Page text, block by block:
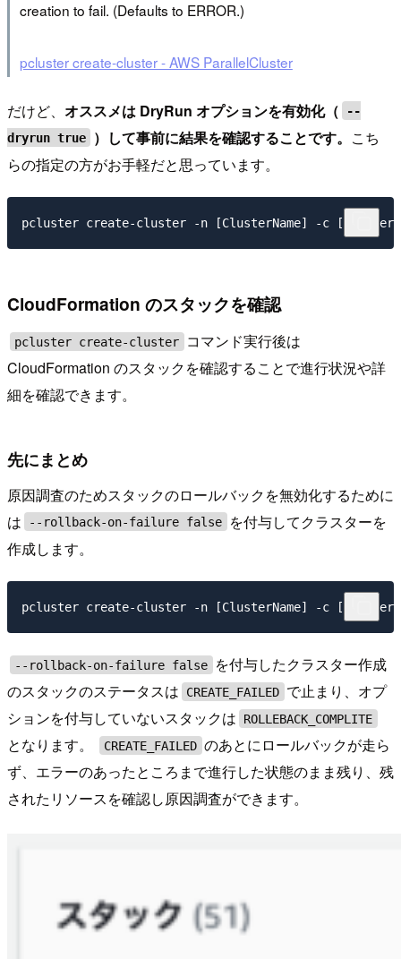
creation to fail. (Defaults to ERROR.)
pcluster create-cluster - AWS ParallelCluster
だけど、 オススメは DryRun オプションを有効化（
--
dryrun true
）して事前に結果を確認することです。 こち
らの指定の方がお手軽だと思っています。
CloudFormation のスタックを確認
pcluster create-cluster
コマンド実行後は
CloudFormation のスタックを確認することで進行状況や詳
細を確認できます。
先にまとめ
原因調査のためスタックのロールバックを無効化するために
は
--rollback-on-failure false
を付与してクラスターを
作成します。
--rollback-on-failure false
を付与したクラスター作成
のスタックのステータスは
CREATE_FAILED で止まり、オプ
ションを付与していないスタックは
ROLLEBACK_COMPLITE
となります。 CREATE_FAILED のあとにロールバックが走ら
ず、エラーのあったところまで進行した状態のまま残り、残
されたリソースを確認し原因調査ができます。